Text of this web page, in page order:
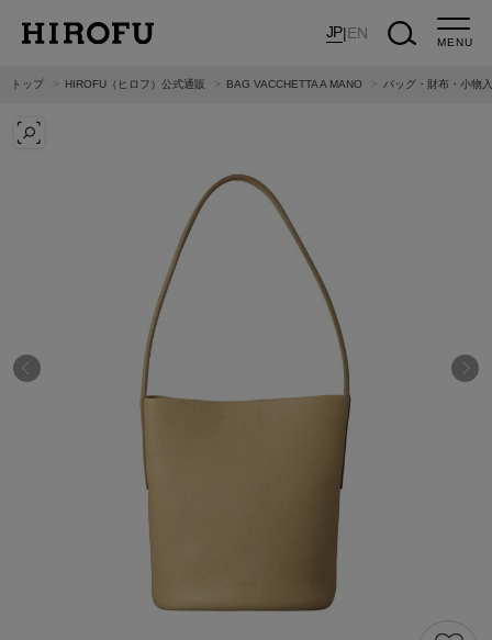
JP|EN
MENU
トップ HIROFU（ヒロフ）公式通販 BAG VACCHETTA A MANO バッグ・財布・小物